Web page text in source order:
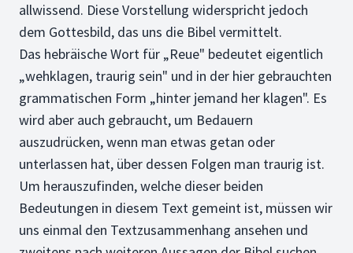
allwissend. Diese Vorstellung widerspricht jedoch
dem Gottesbild, das uns die Bibel vermittelt.
Das hebräische Wort für „Reue" bedeutet eigentlich
„wehklagen, traurig sein" und in der hier gebrauchten
grammatischen Form „hinter jemand her klagen". Es
wird aber auch gebraucht, um Bedauern
auszudrücken, wenn man etwas getan oder
unterlassen hat, über dessen Folgen man traurig ist.
Um herauszufinden, welche dieser beiden
Bedeutungen in diesem Text gemeint ist, müssen wir
uns einmal den Textzusammenhang ansehen und